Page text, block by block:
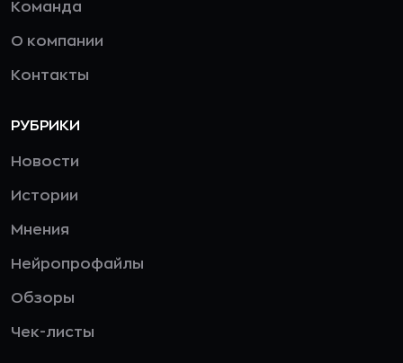
Команда
О компании
Контакты
РУБРИКИ
Новости
Истории
Мнения
Нейропрофайлы
Обзоры
Чек-листы